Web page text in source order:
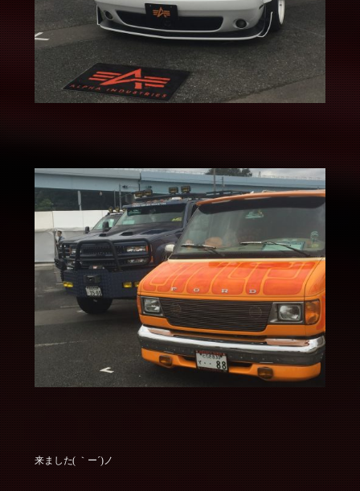
来ました( ｀ー´)ノ